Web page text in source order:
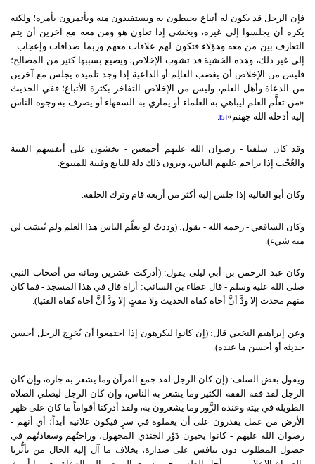
فإن الرجل قد يكون له أتباع يحيطون به ويستفيدون منه ويأتمرون بأمره؛ ولكنه
يكره أن يجلسوا إلى غيره، ويخشى إذا تعاون هو ومن معه مع آخرين أن يتم
التعارف بين من معه وهؤلاء فتكون لهم علاقات معهم وربما صداقات وإعجاب...
إلى غير ذلك، وهذه الخشية قد تشوب الإخلاص، ويضيع بسببها كثير من المصالح؛
فليس من الإخلاص أن يغضب العالِم أو الداعية إذا وجد تلميذه يجلس مع آخرين
من الدعاة وأهل العلم، وليس من الإخلاص التفاخر بكثرة الأتباع؛ ففي الحديث
«من تعلَّم العلم ليباهي به العلماء أو يماري به السفهاء أو يصرف به وجوه الناس
إليه أدخله الله جهنم»[5]
وقد كان سلفنا - رضوان الله عليهم أجمعين - يخشون على أنفسهم الفتنة
والعُجْب إذا تزاحم عليهم الناس، ويرون ذلك ذلة للتابع وفتنة للمتبوع.
وكان أبو العالية إذا جلس إليه أكثر من أربعة قام وترك الحلقة.
وكان الشافعي - رحمه الله - يقول: (وددتُ لو تعلَّم الناس هذا العلم ولم يُنسَب ليَ
منه شيء).
وكان عبد الرحمن بن أبي ليلى يقول: (أدركت عشرين ومائة من أصحاب النبي
صلى الله عليه وسلم - قال عطاء بن السائب: أراه قال في هذا المسجد - فما كان
منهم محدث إلا ودَّ أنَّ أخاه كفاه الحديث ولا مفتٍ إلا ودَّ أنَّ أخاه كفاه الفتيا).
وعن إبراهيم النخعي قال: (إن كانوا ليكرهون إذا اجتمعوا أن يُخرِج الرجل أحسن
حديثه أو أحسن ما عنده).
ويقول بعض السلف: (إن كان الرجل لقد جمع القرآن وما يشعر به جاره، وإن كان
الرجل لقد فقه الفقه الكثير وما يشعر به الناس، وإن كان الرجل ليصلي الصلاة
الطويلة في بيته وعنده الزَّور وما يشعرون به، ولقد أدركنا أقواماً ما كان على ظهر
الأرض من عمل يقدرون على أن يعملوه في سرٍ فيكون علانية أبداً؛ أي أنهم -
رضوان الله عليهم - كانوا يحبون دَوْر الجندي المجهول، وراحتُهم وسعادتُهم في
حصول المطلوب دون تنافس على صدارة، بخلاف ما آل إليه الحال من تأثُّرنا